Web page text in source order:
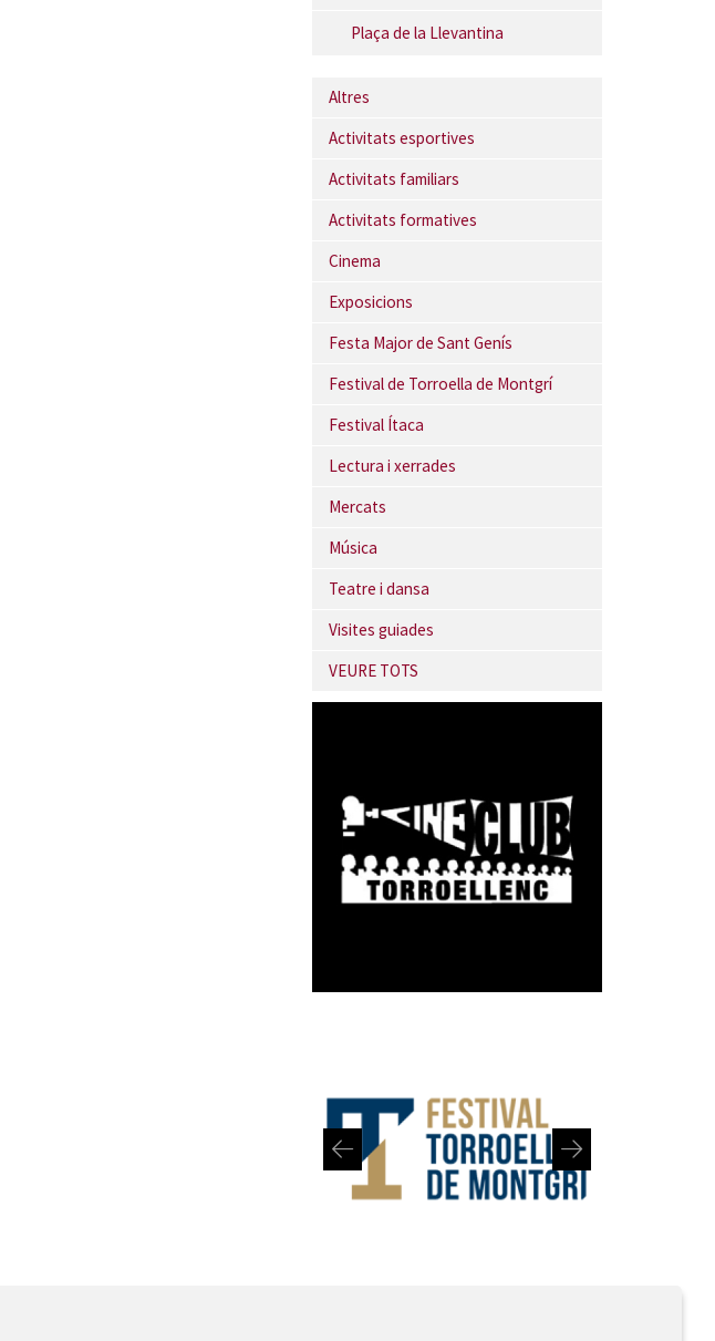
Plaça de la Llevantina
Altres
Activitats esportives
Activitats familiars
Activitats formatives
Cinema
Exposicions
Festa Major de Sant Genís
Festival de Torroella de Montgrí
Festival Ítaca
Lectura i xerrades
Mercats
Música
Teatre i dansa
Visites guiades
VEURE TOTS